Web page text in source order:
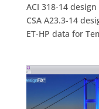
ACI 318-14
CSA A23.3-14
ET-HP data for